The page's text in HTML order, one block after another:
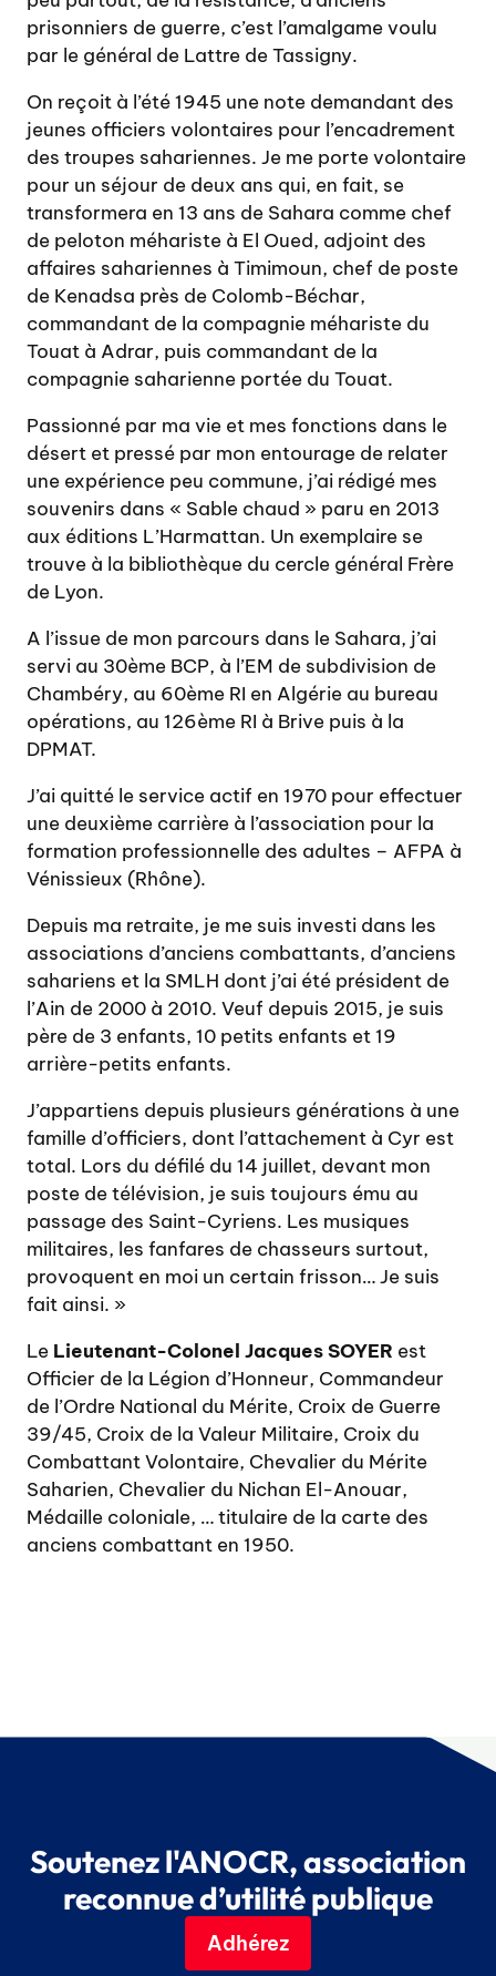
prisonniers de guerre, c’est l’amalgame voulu
par le général de Lattre de Tassigny.
On reçoit à l’été 1945 une note demandant des
jeunes officiers volontaires pour l’encadrement
des troupes sahariennes. Je me porte volontaire
pour un séjour de deux ans qui, en fait, se
transformera en 13 ans de Sahara comme chef
de peloton méhariste à El Oued, adjoint des
affaires sahariennes à Timimoun, chef de poste
de Kenadsa près de Colomb-Béchar,
commandant de la compagnie méhariste du
Touat à Adrar, puis commandant de la
compagnie saharienne portée du Touat.
Passionné par ma vie et mes fonctions dans le
désert et pressé par mon entourage de relater
une expérience peu commune, j’ai rédigé mes
souvenirs dans « Sable chaud » paru en 2013
aux éditions L’Harmattan. Un exemplaire se
trouve à la bibliothèque du cercle général Frère
de Lyon.
A l’issue de mon parcours dans le Sahara, j’ai
servi au 30ème BCP, à l’EM de subdivision de
Chambéry, au 60ème RI en Algérie au bureau
opérations, au 126ème RI à Brive puis à la
DPMAT.
J’ai quitté le service actif en 1970 pour effectuer
une deuxième carrière à l’association pour la
formation professionnelle des adultes – AFPA à
Vénissieux (Rhône).
Depuis ma retraite, je me suis investi dans les
associations d’anciens combattants, d’anciens
sahariens et la SMLH dont j’ai été président de
l’Ain de 2000 à 2010. Veuf depuis 2015, je suis
père de 3 enfants, 10 petits enfants et 19
arrière-petits enfants.
J’appartiens depuis plusieurs générations à une
famille d’officiers, dont l’attachement à Cyr est
total. Lors du défilé du 14 juillet, devant mon
poste de télévision, je suis toujours ému au
passage des Saint-Cyriens. Les musiques
militaires, les fanfares de chasseurs surtout,
provoquent en moi un certain frisson… Je suis
fait ainsi. »
Le Lieutenant-Colonel Jacques SOYER est
Officier de la Légion d’Honneur, Commandeur
de l’Ordre National du Mérite, Croix de Guerre
39/45, Croix de la Valeur Militaire, Croix du
Combattant Volontaire, Chevalier du Mérite
Saharien, Chevalier du Nichan El-Anouar,
Médaille coloniale, … titulaire de la carte des
anciens combattant en 1950.
Soutenez l'ANOCR, association
reconnue d’utilité publique
Adhérez